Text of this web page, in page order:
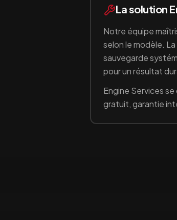
La solution
Notre équipe
selon le modèle.
sauvegarde
pour un résultat
Engine Services
gratuit, garantie